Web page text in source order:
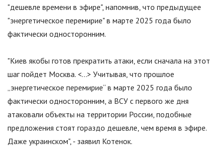
"дешевле времени в эфире", напомнив, что предыдущее
"энергетическое перемирие"в марте 2025 года было
фактически односторонним.
"Киев якобы готов прекратить атаки, если сначала на этот
шаг пойдет Москва. <...> Учитывая, что прошлое
„энергетическое перемирие“ в марте 2025 года было
фактически односторонним, а ВСУ с первого же дня
атаковали объекты на территории России, подобные
предложения стоят гораздо дешевле, чем время в эфире.
Даже украинском", - заявил Котенок.